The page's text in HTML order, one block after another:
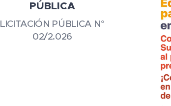
PÚBLICA
LICITACIÓN PÚBLICA N°
02/2.026